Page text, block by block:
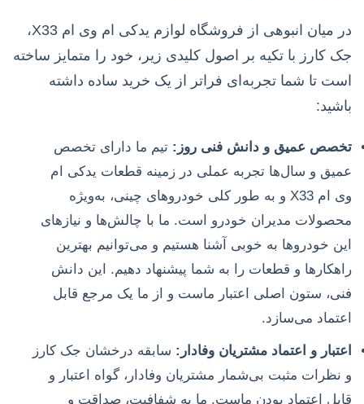
در میان انبوهی از فروشگاه لوازم یدکی ام وی ام X33،
جک کارز با تکیه بر اصول کلیدی زیر، خود را متمایز ساخته
است تا شما تجربه‌ای فراتر از یک خرید ساده داشته
باشید:
تخصص عمیق و دانش فنی روز: تیم ما دارای تخصص
عمیق و سال‌ها تجربه عملی در زمینه قطعات یدکی ام
وی ام X33 و به طور کلی خودروهای چینی، به‌ویژه
محصولات مدیران خودرو است. ما با چالش‌ها و نیازهای
این خودروها به خوبی آشنا هستیم و می‌توانیم بهترین
راهکارها و قطعات را به شما پیشنهاد دهیم. این دانش
فنی، ستون اصلی اعتبار ماست و از ما یک مرجع قابل
اعتماد می‌سازد.
اعتبار و اعتماد مشتریان وفادار: سابقه درخشان جک کارز
و نظرات مثبت بی‌شمار مشتریان وفادار، گواه اعتبار و
قابل اعتماد بودن ماست. ما به شفافیت، صداقت و